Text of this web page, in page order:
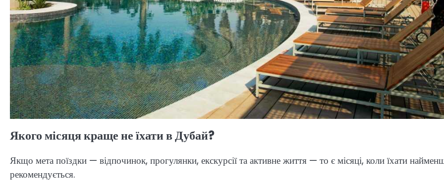
Якого місяця краще не їхати в Дубай?
Якщо мета поїздки — відпочинок, прогулянки, екскурсії та активне життя — то є місяці, коли їхати
рекомендується.